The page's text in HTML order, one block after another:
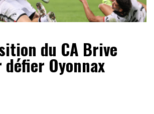
du CA Brive
Oyonnax